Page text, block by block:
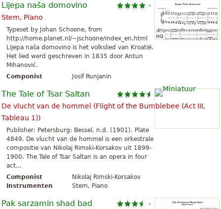
Lijepa naša domovino
Stem, Piano
Typeset by Johan Schoone, from
http://home.planet.nl/~jschoone/index_en.html
Lijepa naša domovino is het volkslied van Kroatië.
Het lied werd geschreven in 1835 door Antun
Mihanović.
Componist
Josif Runjanin
The Tale of Tsar Saltan
De vlucht van de hommel (Flight of the Bumblebee (Act III,
Tableau 1))
Publisher: Petersburg: Bessel, n.d. (1901). Plate
4849. De vlucht van de hommel is een orkestrale
compositie van Nikolaj Rimski-Korsakov uit 1899-
1900. The Tale of Tsar Saltan is an opera in four
act...
Componist
Nikolaj Rimski-Korsakov
Instrumenten
Stem, Piano
Pak sarzamin shad bad